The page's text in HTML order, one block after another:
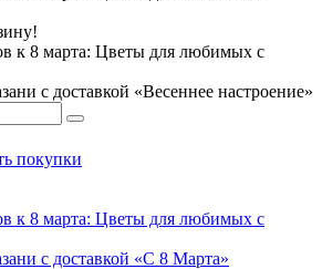
с доставкой «Весеннее настроение»
покупки
с доставкой «С 8 Марта»